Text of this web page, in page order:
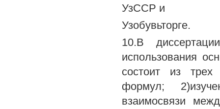
УзССР и
Узобувьторге.
10.В
использования
состоит из трех
формул;
взаимосвязи